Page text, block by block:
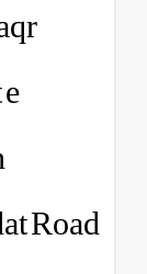
Road